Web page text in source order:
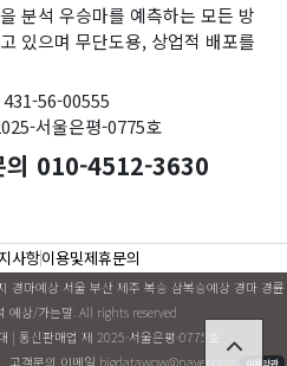
분석 우승마를 예측하는 모든 방
있으며 무단도용, 상업적 배포를
56-00555
서울은평-0775호
010-4512-3630
사항이용및제휴문의
마예상 서울 부산 제주 복승 삼복승예상 경마 경륜
예상/가는말. All rights reserved
| 통신판매업 제 2025-서울은평-0775호
고객문의 이메일 bigdatawow@naver.com 이용약관